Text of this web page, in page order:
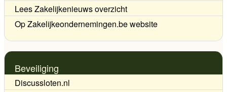
Lees Zakelijkenieuws overzicht
Op Zakelijkeondernemingen.be website
Beveiliging
Discussloten.nl